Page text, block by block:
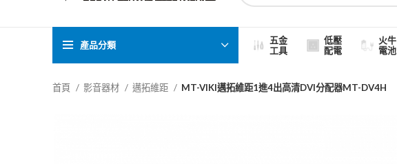
產品分類
五金
工具
低壓
配電
火牛
電池
首頁 影音器材 邁拓維距 MT-VIKI邁拓維距1進4出高清DVI分配器MT-DV4H